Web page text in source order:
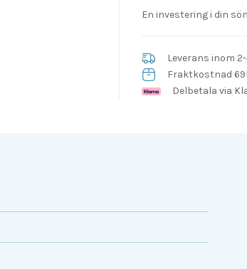
En investering i din
Leverans inom
Fraktkostnad
Delbetala via